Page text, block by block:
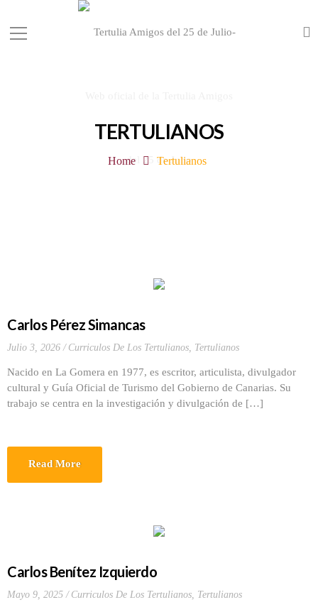
TERTULIANOS
Home Tertulianos
Carlos Pérez Simancas
Julio 3, 2026 Curriculos De Los Tertulianos, Tertulianos
Nacido en La Gomera en 1977, es escritor, articulista, divulgador
cultural y Guía Oficial de Turismo del Gobierno de Canarias. Su
trabajo se centra en la investigación y divulgación de […]
Read More
Carlos Benítez Izquierdo
Mayo 9, 2025 Curriculos De Los Tertulianos, Tertulianos